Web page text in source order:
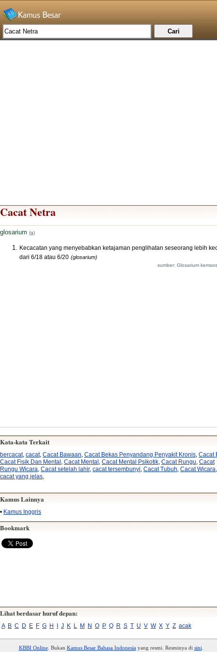
Cacat Netra
glosarium (g)
Kecacatan yang menyebabkan ketajaman penglihatan seseorang lebih
dari 6/18 atau 6/20 (glosarium)
sumber: Glosarium
Kata-kata Terkait
bercacat, cacat, Cacat Bawaan Cacat Bekas Penyandang Penyakit Kronis Cacat
Cacat Fisik Dan Mental Cacat Mental Cacat Mental Psikotik Cacat Rungu Cacat
Rungu Wicara Cacat setelah lahir, cacat tersembunyi Cacat Tubuh Cacat Wicara
cacat yang jelas
Kamus Lainnya
• Kamus Inggris
Bookmark
Lihat berdasar huruf depan:
A B C D E F G H J K L M N O P Q R S T U V W X Y Z acak
KBBI Online. Bukan Kamus Besar Bahasa Indonesiayang resmi. Resminya di sini